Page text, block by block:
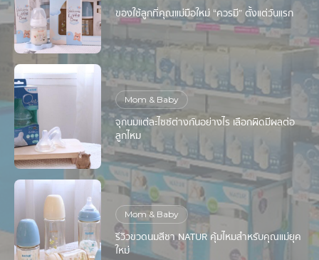
ของใช้ลูกที่คุณแม่มือใหม่ “ควรมี” ตั้งแต่วันแรก
Mom & Baby
จุกนมแต่ละไซซ์ต่างกันอย่างไร เลือกผิดมีผลต่อ
ลูกไหม
Mom & Baby
รีวิวขวดนมสีชา NATUR คุ้มไหมสำหรับคุณแม่ยุค
ใหม่